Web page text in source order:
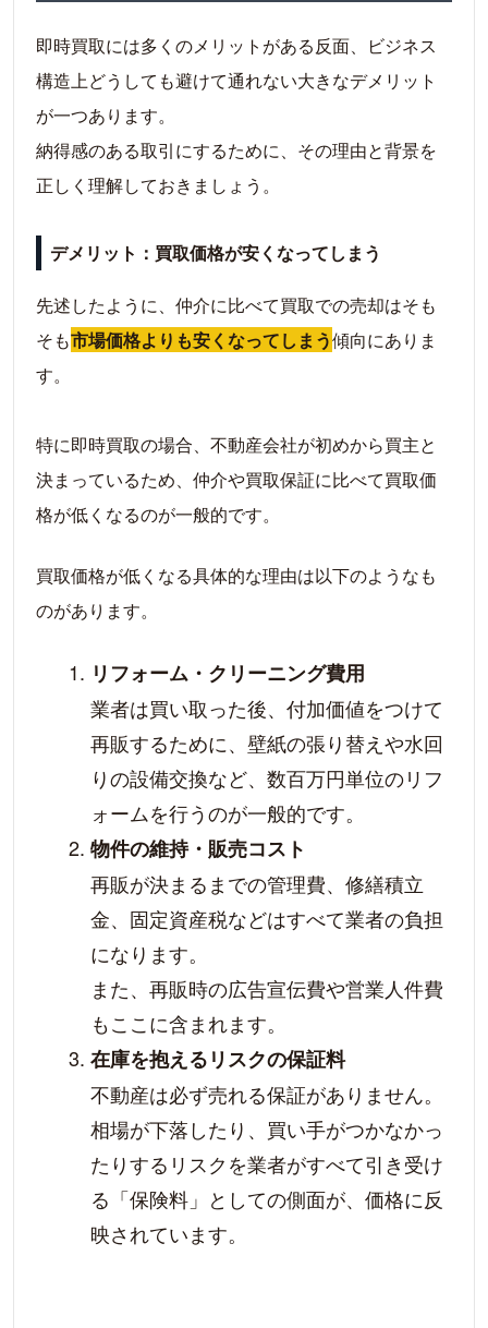
即時買取には多くのメリットがある反面、ビジネス
構造上どうしても避けて通れない大きなデメリット
が一つあります。
納得感のある取引にするために、その理由と背景を
正しく理解しておきましょう。
デメリット：買取価格が安くなってしまう
先述したように、仲介に比べて買取での売却はそも
そも市場価格よりも安くなってしまう傾向にありま
す。
特に即時買取の場合、不動産会社が初めから買主と
決まっているため、仲介や買取保証に比べて買取価
格が低くなるのが一般的です。
買取価格が低くなる具体的な理由は以下のようなも
のがあります。
リフォーム・クリーニング費用
業者は買い取った後、付加価値をつけて
再販するために、壁紙の張り替えや水回
りの設備交換など、数百万円単位のリフ
ォームを行うのが一般的です。
物件の維持・販売コスト
再販が決まるまでの管理費、修繕積立
金、固定資産税などはすべて業者の負担
になります。
また、再販時の広告宣伝費や営業人件費
もここに含まれます。
在庫を抱えるリスクの保証料
不動産は必ず売れる保証がありません。
相場が下落したり、買い手がつかなかっ
たりするリスクを業者がすべて引き受け
る「保険料」としての側面が、価格に反
映されています。